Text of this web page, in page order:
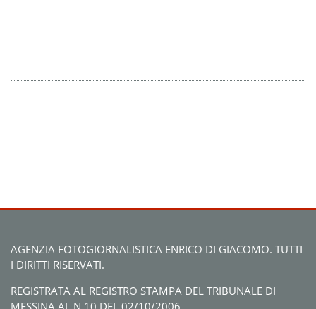
AGENZIA FOTOGIORNALISTICA ENRICO DI GIACOMO. TUTTI
I DIRITTI RISERVATI.
REGISTRATA AL REGISTRO STAMPA DEL TRIBUNALE DI